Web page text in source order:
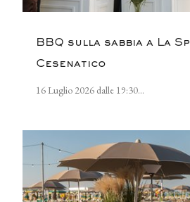
BBQ sulla sabbia a La
Cesenatico
16 Luglio 2026 dalle 19:30...